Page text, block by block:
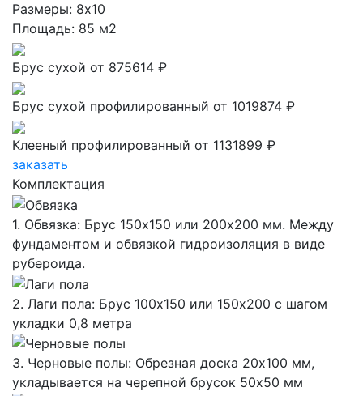
Размеры: 8х10
Площадь: 85 м2
Брус сухой от 875614 ₽
Брус сухой профилированный от 1019874 ₽
Клееный профилированный от 1131899 ₽
заказать
Комплектация
1. Обвязка: Брус 150х150 или 200х200 мм. Между
фундаментом и обвязкой гидроизоляция в виде
рубероида.
2. Лаги пола: Брус 100х150 или 150х200 с шагом
укладки 0,8 метра
3. Черновые полы: Обрезная доска 20х100 мм,
укладывается на черепной брусок 50х50 мм